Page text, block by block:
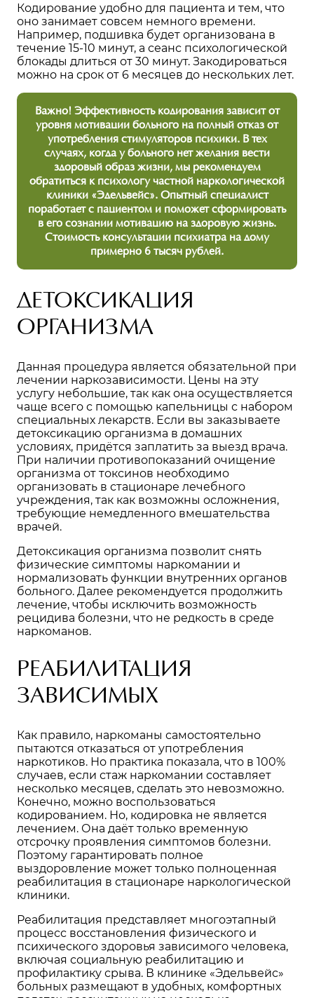
Кодирование удобно для пациента и тем, что
оно занимает совсем немного времени.
Например, подшивка будет организована в
течение 15-10 минут, а сеанс психологической
блокады длиться от 30 минут. Закодироваться
можно на срок от 6 месяцев до нескольких лет.
Важно! Эффективность кодирования зависит от
уровня мотивации больного на полный отказ от
употребления стимуляторов психики. В тех
случаях, когда у больного нет желания вести
здоровый образ жизни, мы рекомендуем
обратиться к психологу частной наркологической
клиники «Эдельвейс». Опытный специалист
поработает с пациентом и поможет сформировать
в его сознании мотивацию на здоровую жизнь.
Стоимость консультации психиатра на дому
примерно 6 тысяч рублей.
ДЕТОКСИКАЦИЯ
ОРГАНИЗМА
Данная процедура является обязательной при
лечении наркозависимости. Цены на эту
услугу небольшие, так как она осуществляется
чаще всего с помощью капельницы с набором
специальных лекарств. Если вы заказываете
детоксикацию организма в домашних
условиях, придётся заплатить за выезд врача.
При наличии противопоказаний очищение
организма от токсинов необходимо
организовать в стационаре лечебного
учреждения, так как возможны осложнения,
требующие немедленного вмешательства
врачей.
Детоксикация организма позволит снять
физические симптомы наркомании и
нормализовать функции внутренних органов
больного. Далее рекомендуется продолжить
лечение, чтобы исключить возможность
рецидива болезни, что не редкость в среде
наркоманов.
РЕАБИЛИТАЦИЯ
ЗАВИСИМЫХ
Как правило, наркоманы самостоятельно
пытаются отказаться от употребления
наркотиков. Но практика показала, что в 100%
случаев, если стаж наркомании составляет
несколько месяцев, сделать это невозможно.
Конечно, можно воспользоваться
кодированием. Но, кодировка не является
лечением. Она даёт только временную
отсрочку проявления симптомов болезни.
Поэтому гарантировать полное
выздоровление может только полноценная
реабилитация в стационаре наркологической
клиники.
Реабилитация представляет многоэтапный
процесс восстановления физического и
психического здоровья зависимого человека,
включая социальную реабилитацию и
профилактику срыва. В клинике «Эдельвейс»
больных размещают в удобных, комфортных